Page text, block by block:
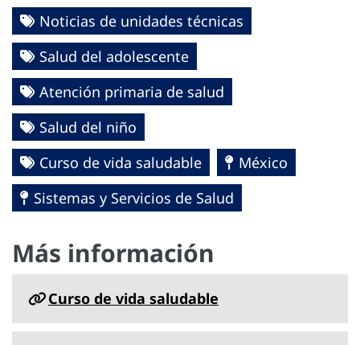
Noticias de unidades técnicas
Salud del adolescente
Atención primaria de salud
Salud del niño
Curso de vida saludable
México
Sistemas y Servicios de Salud
Más información
Curso de vida saludable